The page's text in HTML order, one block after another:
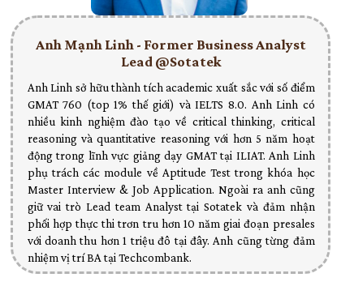
Anh Linh sở hữu thành tích academic xuất sắc với số điểm
GMAT 760 (top 1% thế giới) và IELTS 8.0. Anh Linh có
nhiều kinh nghiệm đào tạo về critical thinking, critical
reasoning và quantitative reasoning với hơn 5 năm hoạt
động trong lĩnh vực giảng dạy GMAT tại ILIAT. Anh Linh
phụ trách các module về Aptitude Test trong khóa học
Master Interview & Job Application. Ngoài ra anh cũng
giữ vai trò Lead team Analyst tại Sotatek và đảm nhận
phối hợp thực thi trơn tru hơn 10 năm giai đoạn presales
với doanh thu hơn 1 triệu đô tại đây. Anh cũng từng đảm
nhiệm vị trí BA tại Techcombank.
Anh Mạnh Linh - Former Business Analyst
Lead @Sotatek